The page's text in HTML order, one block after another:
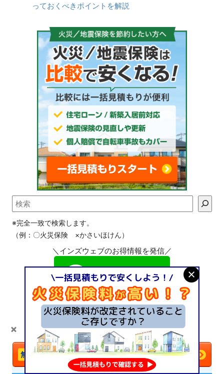
っておくべきポイントを解説
※完全一致で検索します。
（例：〇火災保険 ×かさいほけん）
＼インズウェブのお得情報を発信／
メニュー
＼火災保険は 比較で安くなる！／
今すぐ一括見積もりへ